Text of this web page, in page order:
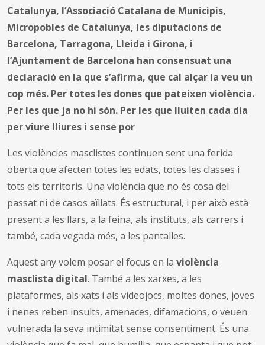
Catalunya, l’Associació Catalana de Municipis,
Micropobles de Catalunya, les diputacions de
Barcelona, Tarragona, Lleida i Girona, i
l’Ajuntament de Barcelona han consensuat una
declaració en la que s’afirma, que cal alçar la veu un
cop més. Per totes les dones que pateixen violència.
Per les que ja no hi són. Per les que lluiten cada dia
per viure lliures i sense por
Les violències masclistes continuen sent una ferida
oberta que afecten totes les edats, totes les classes i
tots els territoris. Una violència que no és cosa del
passat ni de casos aïllats. És estructural, i per això està
present a les llars, a la feina, als instituts, als carrers i
també, cada vegada més, a les pantalles.
Aquest any volem posar el focus en la violència
masclista digital. També a les xarxes, a les
plataformes, als xats i als videojocs, moltes dones, joves
i nenes reben insults, amenaces, difamacions, o veuen
vulnerada la seva intimitat sense consentiment. És una